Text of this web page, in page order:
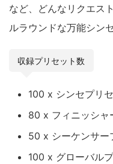
など、どんなリクエス
ルラウンドな万能シン
収録プリセット数
100 x シンセプリ
80 x フィニッシャ
50 x シーケンサー
100 x グローバル